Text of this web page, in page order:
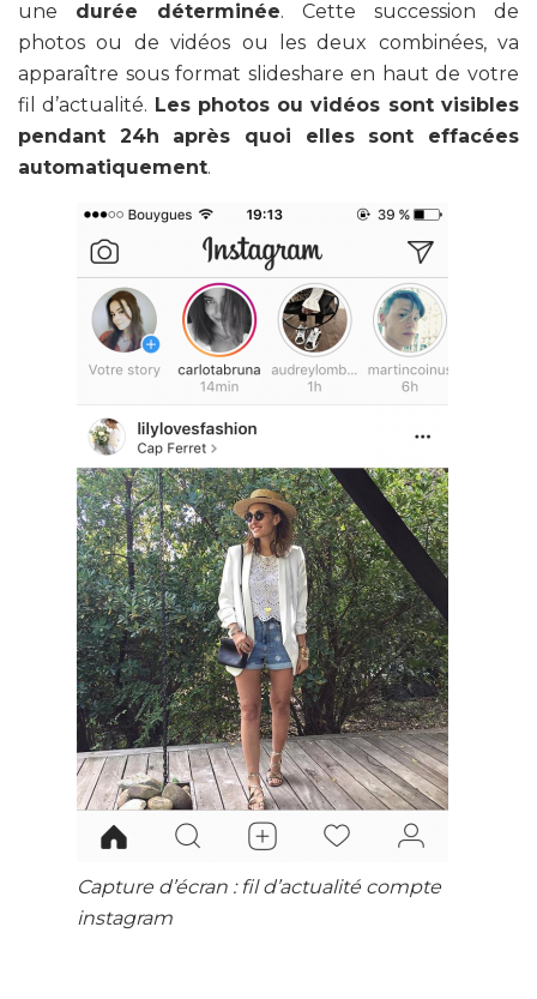
une durée déterminée. Cette succession de
photos ou de vidéos ou les deux combinées, va
apparaître sous format slideshare en haut de votre
fil d’actualité. Les photos ou vidéos sont visibles
pendant 24h après quoi elles sont effacées
automatiquement.
Capture d’écran : fil d’actualité compte
instagram